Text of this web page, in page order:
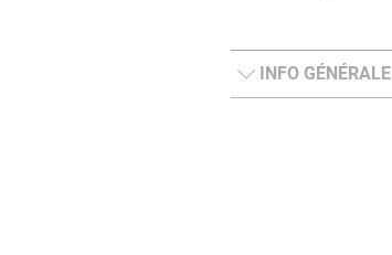
INFO GÉNÉRALE